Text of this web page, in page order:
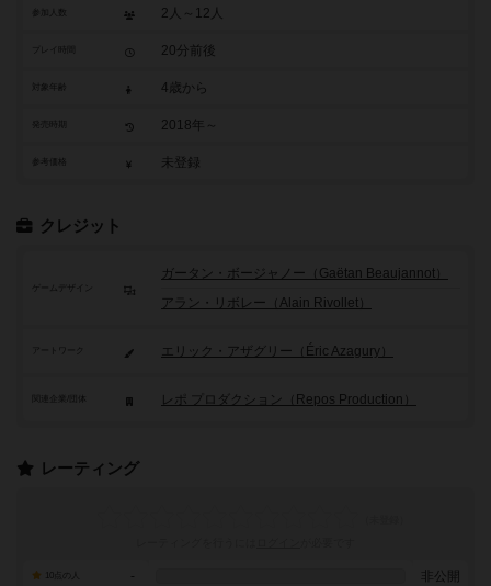
参加人数 2人～12人
20分前後
4歳から
2018年～
参考価格 未登録
クレジット
ゲームデザイン
ガータン・ボージャノー（Gaëtan Beaujannot）
アラン・リボレー（Alain Rivollet）
アートワーク エリック・アザグリー（Éric Azagury）
レポ プロダクション（Repos Production）
レーティング
- 非公開